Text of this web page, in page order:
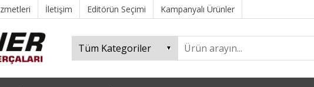
İletişim Editörün Seçimi Kampanyalı Ürünler